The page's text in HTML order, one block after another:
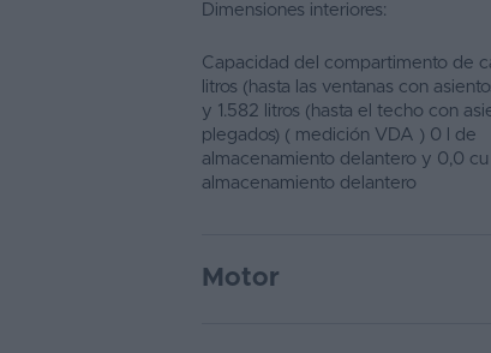
Dimensiones interiores:
Capacidad del compartimento de
litros (hasta las ventanas con
y 1.582 litros (hasta el techo con
plegados) ( medición VDA ) 0 l de
almacenamiento delantero y 0,0
almacenamiento delantero
Motor